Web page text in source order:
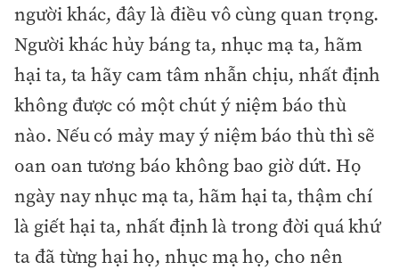
người khác, đây là điều vô cùng quan trọng.
Người khác hủy báng ta, nhục mạ ta, hãm
hại ta, ta hãy cam tâm nhẫn chịu, nhất định
không được có một chút ý niệm báo thù
nào. Nếu có mảy may ý niệm báo thù thì sẽ
oan oan tương báo không bao giờ dứt. Họ
ngày nay nhục mạ ta, hãm hại ta, thậm chí
là giết hại ta, nhất định là trong đời quá khứ
ta đã từng hại họ, nhục mạ họ, cho nên